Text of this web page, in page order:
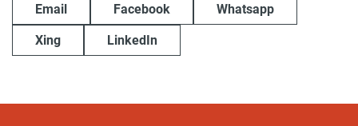
Email Facebook Whatsapp
Xing LinkedIn